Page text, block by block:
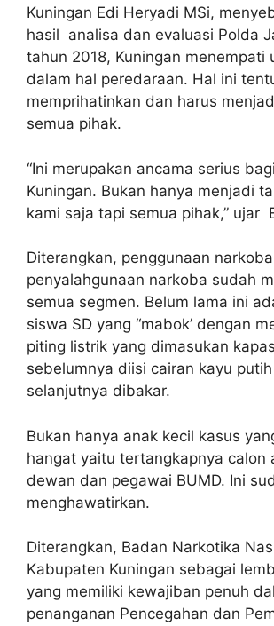
Kuningan Edi Heryadi MSi,
hasil analisa dan evaluasi Polda
tahun 2018, Kuningan menempati
dalam hal peredaraan. Hal ini
memprihatinkan dan harus
semua pihak.
“Ini merupakan ancama serius
Kuningan. Bukan hanya menjadi
kami saja tapi semua pihak,” ujar
Diterangkan, penggunaan
penyalahgunaan narkoba sudah
semua segmen. Belum lama ini
siswa SD yang “mabok’ dengan
piting listrik yang dimasukan
sebelumnya diisi cairan kayu
selanjutnya dibakar.
Bukan hanya anak kecil kasus
hangat yaitu tertangkapnya calon
dewan dan pegawai BUMD. Ini
menghawatirkan.
Diterangkan, Badan Narkotika
Kabupaten Kuningan sebagai
yang memiliki kewajiban penuh
penanganan Pencegahan dan